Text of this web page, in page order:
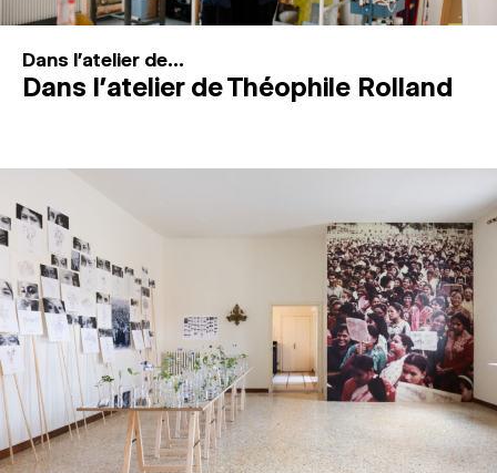
Dans l'atelier de...
Dans l’atelier de Théophile Rolland